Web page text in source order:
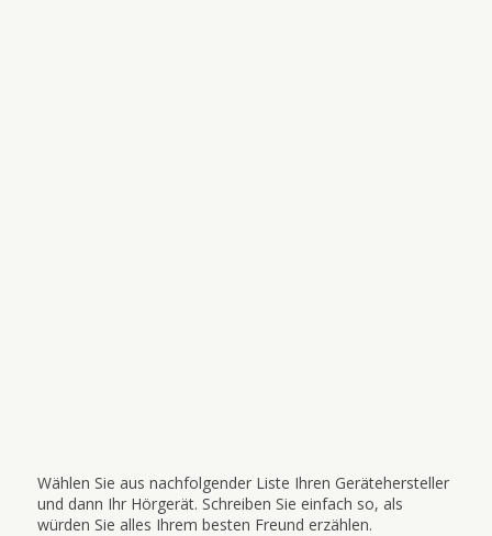
Wählen Sie aus nachfolgender Liste Ihren Gerätehersteller
und dann Ihr Hörgerät. Schreiben Sie einfach so, als
würden Sie alles Ihrem besten Freund erzählen.